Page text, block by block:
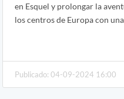
en Esquel y prolongar la
los centros de Europa con
Publicado: 04-09-2024 16:00